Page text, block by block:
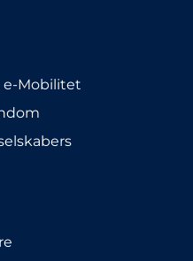
e-Mobilitet